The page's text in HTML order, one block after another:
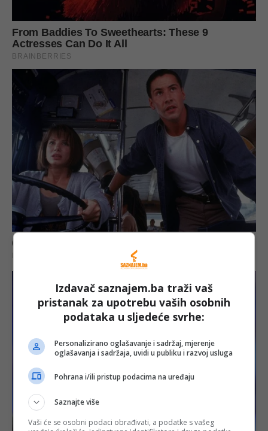
Izdavač saznajem.ba traži vaš
pristanak za upotrebu vaših osobnih
podataka u sljedeće svrhe:
Personalizirano oglašavanje i sadržaj, mjerenje
oglašavanja i sadržaja, uvidi u publiku i razvoj usluga
Pohrana i/ili pristup podacima na uređaju
Saznajte više
Vaši će se osobni podaci obrađivati, a podatke s vašeg